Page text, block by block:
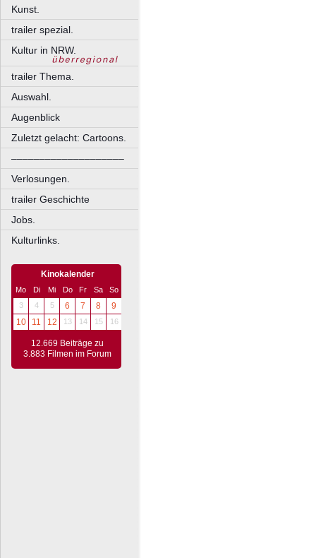
Kunst.
trailer spezial.
Kultur in NRW.
trailer Thema.
Auswahl.
Augenblick
Zuletzt gelacht: Cartoons.
––––––––––––––––––––
Verlosungen.
trailer Geschichte
Jobs.
Kulturlinks.
Kinokalender
Mo Di Mi Do Fr Sa
So
3
4 5 6 7 8
9
10
11 12 13 14 15 16
12.669 Beiträge zu
3.883 Filmen im Forum